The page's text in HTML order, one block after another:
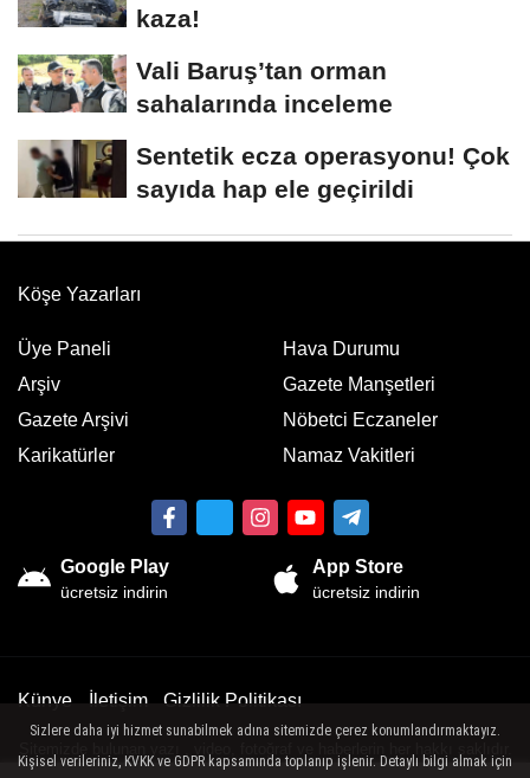
kaza!
Vali Baruş’tan orman
sahalarında inceleme
Sentetik ecza operasyonu! Çok
sayıda hap ele geçirildi
Köşe Yazarları
Üye Paneli
Arşiv
Gazete Arşivi
Karikatürler
Hava Durumu
Gazete Manşetleri
Nöbetci Eczaneler
Namaz Vakitleri
Google Play
ücretsiz indirin
App Store
ücretsiz indirin
Künye İletişim Gizlilik Politikası
İzinsiz veya kaynak gösterilemeden kullanılamaz.
Sizlere daha iyi hizmet sunabilmek adına sitemizde çerez konumlandırmaktayız.
Kişisel verileriniz, KVKK ve GDPR kapsamında toplanıp işlenir. Detaylı bilgi almak için